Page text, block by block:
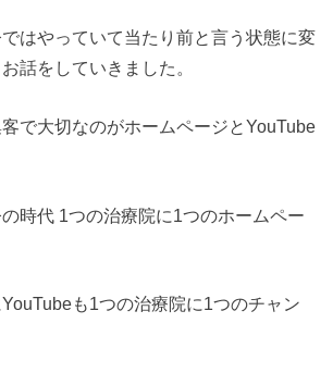
はやっていて当たり前と言う状態に変
話をしていきました。
で大切なのがホームページとYouTube
時代 1つの治療院に1つのホームペー
も1つの治療院に1つのチャン